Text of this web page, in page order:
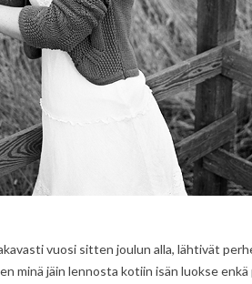
vuosi sitten joulun alla, lähtivät
minä jäin lennosta kotiin isän luokse